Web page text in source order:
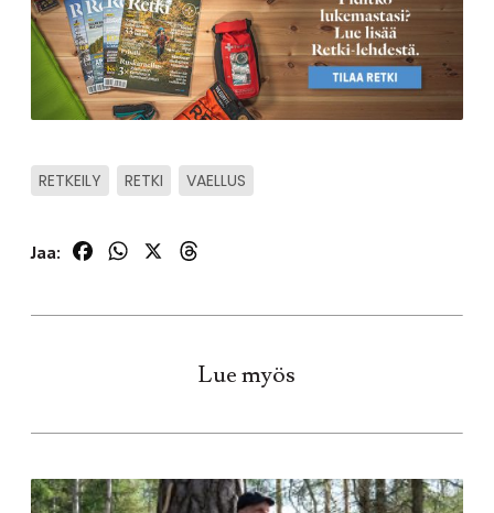
RETKEILY RETKI VAELLUS
Jaa: FacebookWhatsApp
Lue myös